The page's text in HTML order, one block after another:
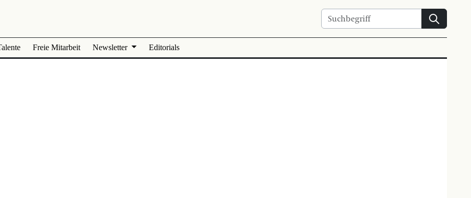
Suchen
Freie Mitarbeit Newsletter Editorials